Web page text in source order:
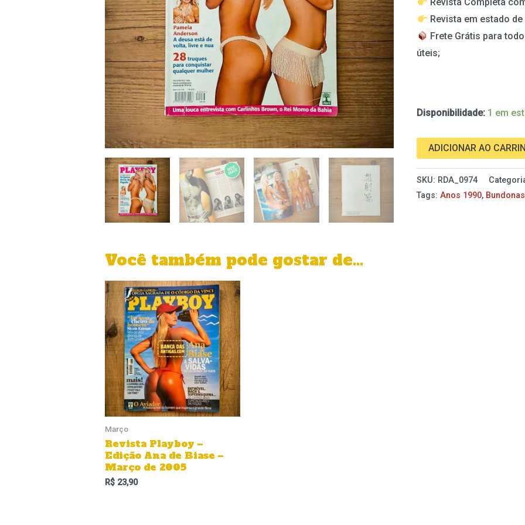
Revista em estado
Frete Grátis para
úteis;
Disponibilidade: 1 em
Fevereiro
de
1999
quantidade
ADICIONAR AO
SKU: RDA_0974
Tags:Anos 1990, Bundonas
Você também pode gostar de…
Março
Revista Playboy –
Edição Ana de Biase –
Março de 2005
R$23,90